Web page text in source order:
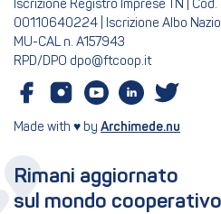
Iscrizione Registro Imprese TN | Cod.
00110640224 | Iscrizione Albo
MU-CAL n. A157943
RPD/DPO dpo@ftcoop.it
Made with ♥ by Archimede.nu
Rimani aggiornato
sul mondo cooperativo